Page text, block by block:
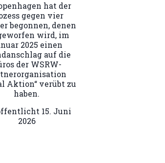
hat der
gegen vier
begonnen, denen
wird, im
2025 einen
auf die
der WSRW-
Aktion“ verübt zu
haben.
15. Juni
2026